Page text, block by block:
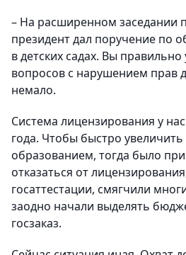
– На расширенном заседании
президент дал поручение по
в детских садах. Вы правильно
вопросов с нарушением прав
немало.
Система лицензирования у
года. Чтобы быстро
образованием, тогда было
отказаться от
госаттестации, смягчили
заодно начали выделять
госзаказ.